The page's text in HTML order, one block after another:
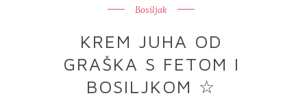
Bosiljak
KREM JUHA OD
GRAŠKA S FETOM I
BOSILJKOM ☆